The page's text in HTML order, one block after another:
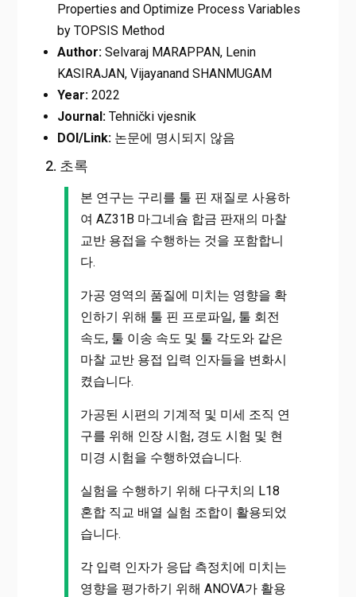
Properties and Optimize Process Variables
by TOPSIS Method
Author:Selvaraj MARAPPAN, Lenin
KASIRAJAN, Vijayanand SHANMUGAM
Year:2022
Journal:Tehnički vjesnik
DOI/Link:논문에 명시되지 않음
2. 초록
본 연구는 구리를 툴 핀 재질로 사용하
여 AZ31B 마그네슘 합금 판재의 마찰
교반 용접을 수행하는 것을 포함합니
다.
가공 영역의 품질에 미치는 영향을 확
인하기 위해 툴 핀 프로파일, 툴 회전
속도, 툴 이송 속도 및 툴 각도와 같은
마찰 교반 용접 입력 인자들을 변화시
켰습니다.
가공된 시편의 기계적 및 미세 조직 연
구를 위해 인장 시험, 경도 시험 및 현
미경 시험을 수행하였습니다.
실험을 수행하기 위해 다구치의 L18
혼합 직교 배열 실험 조합이 활용되었
습니다.
각 입력 인자가 응답 측정치에 미치는
영향을 평가하기 위해 ANOVA가 활용